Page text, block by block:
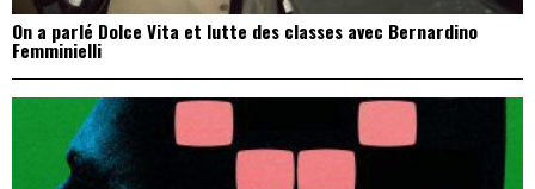
On a parlé Dolce Vita et lutte des classes avec Bernardino
Femminielli